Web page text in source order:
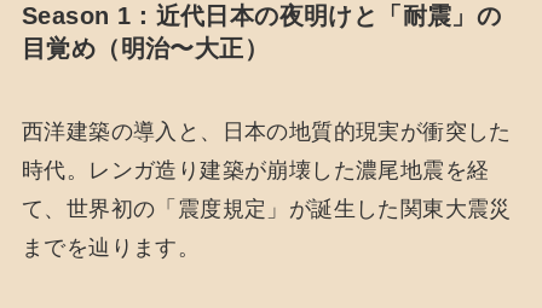
Season 1：近代日本の夜明けと「耐震」の
目覚め（明治〜大正）
西洋建築の導入と、日本の地質的現実が衝突した
時代。レンガ造り建築が崩壊した濃尾地震を経
て、世界初の「震度規定」が誕生した関東大震災
までを辿ります。